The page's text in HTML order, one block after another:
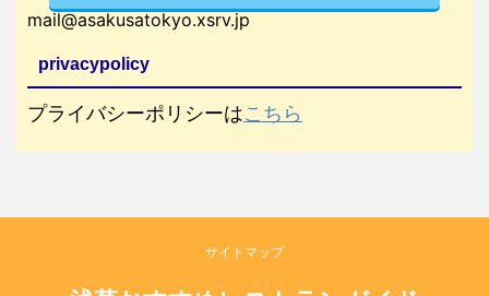
mail@asakusatokyo.xsrv.jp
privacypolicy
プライバシーポリシーはこちら
サイトマップ